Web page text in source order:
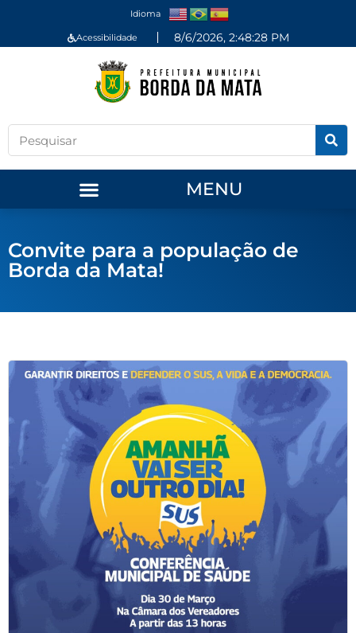
Idioma
Acessibilidade 8/6/2026, 2:48:28 PM
MENU
Convite para a população de
Borda da Mata!